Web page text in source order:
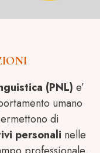
(PNL) e’
umano
di
personali nelle